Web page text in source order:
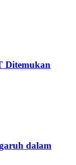
Ditemukan
dalam